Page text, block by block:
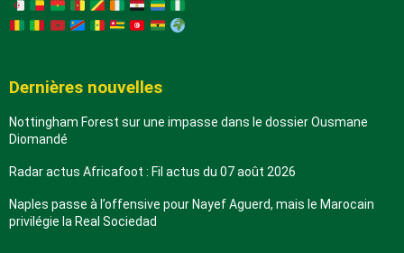
Dernières nouvelles
Nottingham Forest sur une impasse dans le dossier Ousmane
Diomandé
Radar actus Africafoot : Fil actus du 07 août 2026
Naples passe à l’offensive pour Nayef Aguerd, mais le Marocain
privilégie la Real Sociedad